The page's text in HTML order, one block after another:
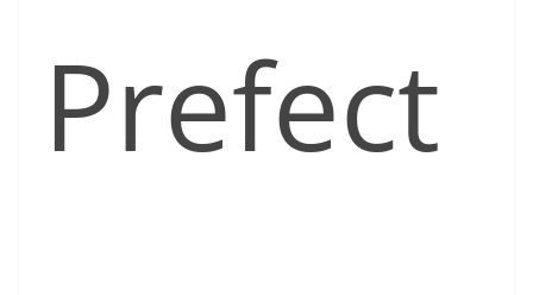
Prefect